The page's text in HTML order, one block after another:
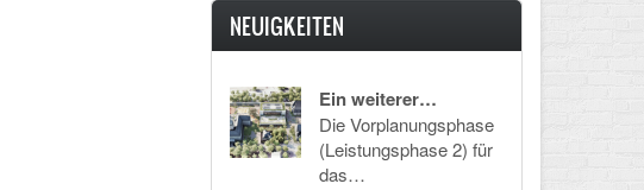
NEUIGKEITEN
Ein weiterer…
Die Vorplanungsphase
(Leistungsphase 2) für
das…